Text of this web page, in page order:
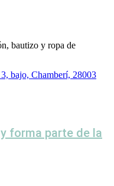
bautizo y ropa de
bajo, Chamberí, 28003
forma parte de la